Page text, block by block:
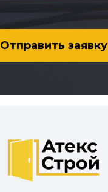
Отправить заявку